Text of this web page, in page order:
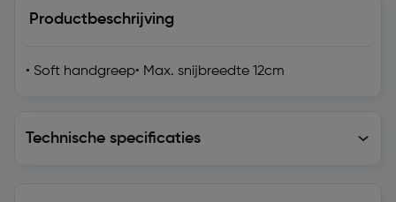
Productbeschrijving
• Soft handgreep• Max. snijbreedte 12cm
Technische specificaties